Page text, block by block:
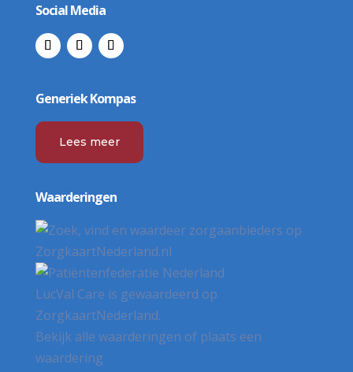
Social Media
Generiek Kompas
Lees meer
Waarderingen
LucVal Care is gewaardeerd op
ZorgkaartNederland.
Bekijk alle waarderingen of plaats een
waardering